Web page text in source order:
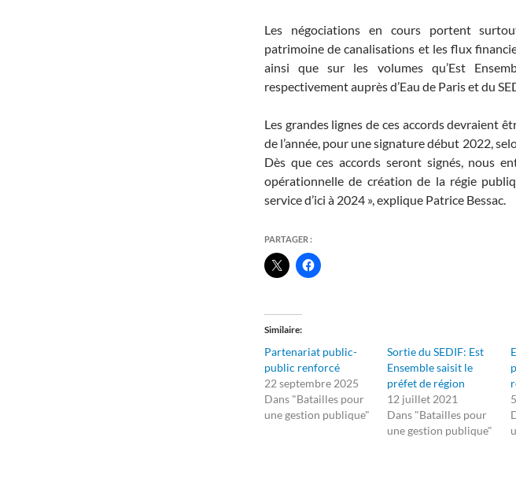
Les négociations en cours portent
patrimoine de canalisations et les flux
ainsi que sur les volumes qu’Est
respectivement auprès d’Eau de Paris et du
Les grandes lignes de ces accords devraient
de l’année, pour une signature début 2022,
Dès que ces accords seront signés, nous
opérationnelle de création de la régie
service d’ici à 2024 », explique Patrice Bessac.
PARTAGER :
Similaire
Partenariat public-
public renforcé
22 septembre 2025
Dans "Batailles pour
une gestion publique"
Sortie du SEDIF: Est
Ensemble saisit le
préfet de région
12 juillet 2021
Dans "Batailles pour
une gestion publique"